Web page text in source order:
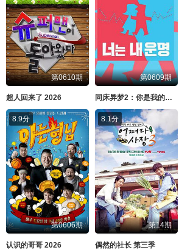
第0610期
超人回来了 2026
第0609期
同床异梦2：你是我的命运 2026
8.9分
第0606期
认识的哥哥 2026
8.1分
第14期
偶然的社长 第三季